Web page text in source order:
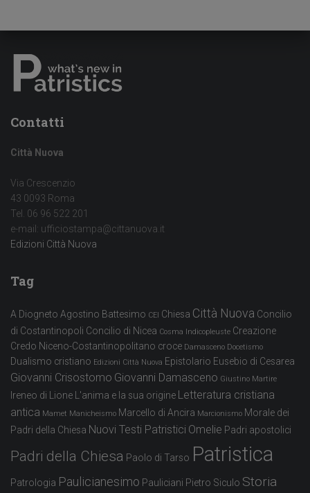
Contatti
Città Nuova
Via Crescenzio
43 0093 Roma
Tel. 06 96 522 201
e-mail: ufficiostampa@cittanuova.it
Edizioni Città Nuova
Tag
A Diogneto Agostino Battesimo CEI Chiesa Città Nuova Concilio
di Costantinopoli Concilio di Nicea Cosma Indicopleuste Creazione
Credo Niceno-Costantinopolitano croce Damasceno Docetismo
Dualismo cristiano Edizioni Città Nuova Epistolario Eusebio di Cesarea
Giovanni Crisostomo Giovanni Damasceno Giustino Martire
Ireneo di Lione L'anima e la sua origine Letteratura cristiana
antica Mamet Manicheismo Marcello di Ancira Marcionismo Morale dei
Padri della Chiesa Nuovi Testi Patristici Omelie Padri apostolici
Padri della Chiesa Paolo di Tarso Patristica
Patrologia Paulicianesimo Pauliciani Pietro Siculo Storia